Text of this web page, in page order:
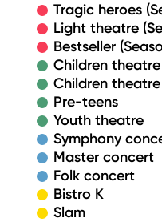
Tragic heroes
Light theatre
Bestseller
Children
Children
Pre-teens
Youth theatre
Symphony
Master concert
Folk concert
Bistro K
Slam